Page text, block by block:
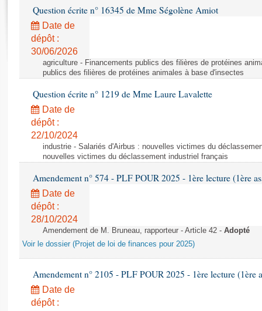
Rapports législatifs
Rapports sur l'application des lois
Baromètre de l’application des lois
Dossiers législatifs
Budget et sécurité sociale
Questions écrites et orales
Comptes rendus des débats
Question écrite n° 16345 de Mme Ségolène Amiot
Date de
dépôt :
30/06/2026
agriculture - Financements publics des filières de protéines
publics des filières de protéines animales à base d'insectes
Question écrite n° 1219 de Mme Laure Lavalette
Date de
dépôt :
22/10/2024
industrie - Salariés d'Airbus : nouvelles victimes du
nouvelles victimes du déclassement industriel français
Amendement n° 574 - PLF POUR 2025 - 1ère lecture (1ère
Date de
dépôt :
28/10/2024
Amendement de M. Bruneau, rapporteur - Article 42 - Adopté
Voir le dossier (Projet de loi de finances pour 2025)
Amendement n° 2105 - PLF POUR 2025 - 1ère lecture (1ère
Date de
dépôt :